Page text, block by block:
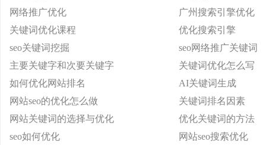
网络推广优化
广州搜索引擎优化
关键词优化课程
优化搜索引擎
seo关键词挖掘
seo网络推广关键词
主要关键字和次要关键字
关键词优化怎么写
如何优化网站排名
AI关键词生成
网站seo的优化怎么做
关键词排名因素
网站关键词的选择与优化
优化关键词的方法
seo如何优化
网站seo搜索优化